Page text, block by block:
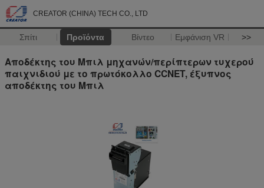
CREATOR (CHINA) TECH CO., LTD
Σπίτι Προϊόντα Βίντεο Εμφάνιση VR >>
Αποδέκτης του Μπιλ μηχανών/περίπτερων τυχερού
παιχνιδιού με το πρωτόκολλο CCNET, έξυπνος
αποδέκτης του Μπιλ